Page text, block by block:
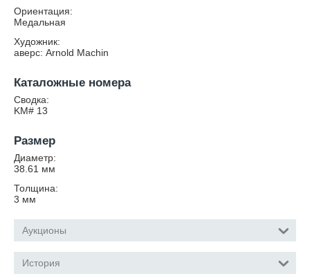
Ориентация:
Медальная
Художник:
аверс: Arnold Machin
Каталожные номера
Сводка:
KM# 13
Размер
Диаметр:
38.61 мм
Толщина:
3 мм
Аукционы
История